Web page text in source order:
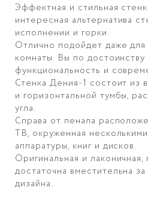
Эффектная и стильная
интересная альтернатива
исполнении и горки.
Отлично подойдет даже
комнаты. Вы по
функциональность и
Стенка Дения-1 состоит из
и горизонтальной тумбы,
угла.
Справа от пенала
ТВ, окруженная
аппаратуры, книг и дисков.
Оригинальная и лаконичная,
достаточна вместительна
дизайна.